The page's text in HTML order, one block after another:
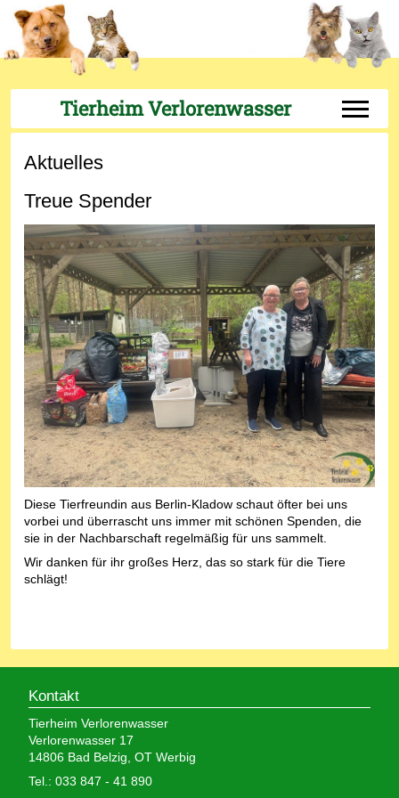
Tierheim Verlorenwasser Off-
Aktuelles
Treue Spender
Diese Tierfreundin aus Berlin-Kladow schaut öfter bei uns
vorbei und überrascht uns immer mit schönen Spenden, die
sie in der Nachbarschaft regelmäßig für uns sammelt.
Wir danken für ihr großes Herz, das so stark für die Tiere
schlägt!
Kontakt
Tierheim Verlorenwasser
Verlorenwasser 17
14806 Bad Belzig, OT Werbig
Tel.: 033 847 - 41 890